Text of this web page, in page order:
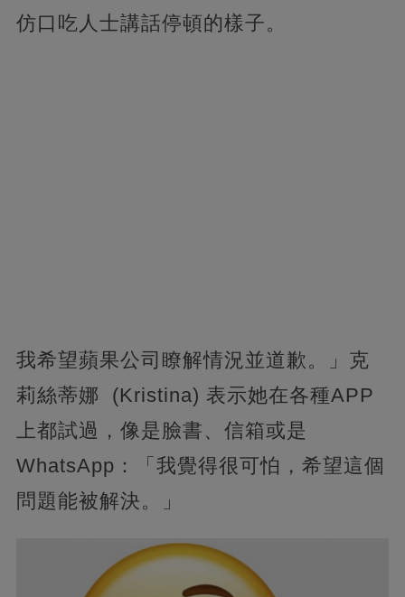
仿口吃人士講話停頓的樣子。
我希望蘋果公司瞭解情況並道歉。」克
莉絲蒂娜 (Kristina) 表示她在各種APP
上都試過，像是臉書、信箱或是
WhatsApp：「我覺得很可怕，希望這個
問題能被解決。」